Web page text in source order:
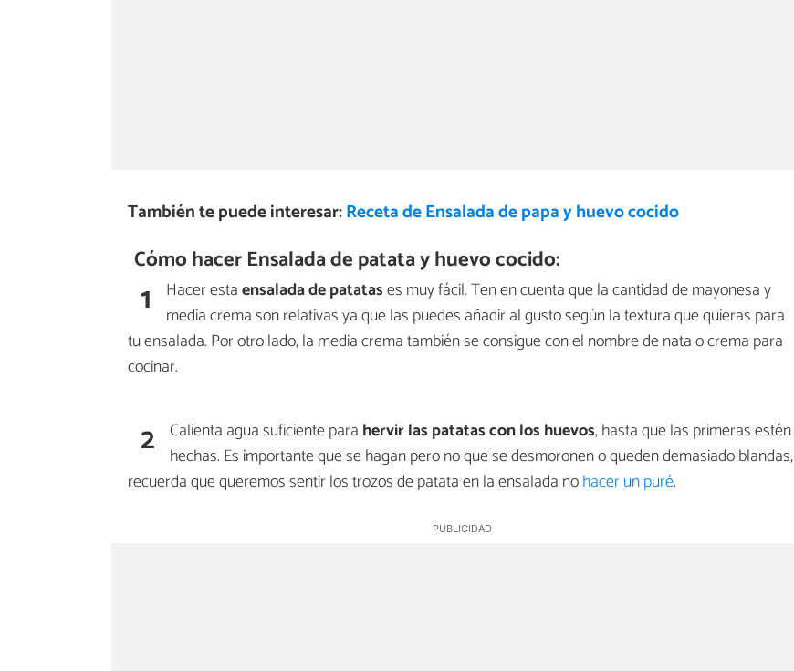
También te puede interesar:Receta de Ensalada de papa y huevo cocido
Cómo hacer Ensalada de patata y huevo cocido:
1 Hacer estaensalada de patatases muy fácil. Ten en cuenta que la cantidad de mayonesa y
media crema son relativas ya que las puedes añadir al gusto según la textura que quieras para
tu ensalada. Por otro lado, la media crema también se consigue con el nombre de nata o crema para
cocinar.
2 Calienta agua suficiente para hervir las patatas con los huevos, hasta que las primeras estén
hechas. Es importante que se hagan pero no que se desmoronen o queden demasiado blandas,
recuerda que queremos sentir los trozos de patata en la ensalada nohacer un puré.